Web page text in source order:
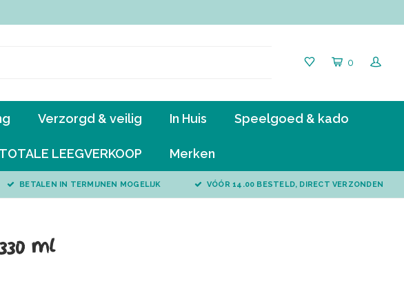
0
Verzorgd & veilig In Huis Speelgoed & kado
TOTALE LEEGVERKOOP Merken
BETALEN IN TERMIJNEN MOGELIJK VÓÓR 14.00 BESTELD, DIRECT VERZONDEN
ml